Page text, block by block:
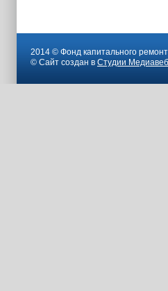
2014 © Фонд капитального
© Сайт создан в Студии Медиавеб